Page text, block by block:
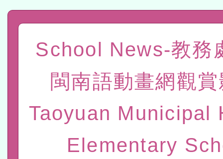
「數位內容與教學軟體線
有關大陸委員會函釋公務
赴陸應申請許可一案
轉知經濟部水利署委託財
研究院辦理「115年表揚
位及節水達人選拔活動」
115年8月22日(星期六)辦
市孔廟祈福系列活動—儒
2026年桃園地景藝術節教
School News-教務
閩南語動畫網觀
Taoyuan Municipal
Elementary